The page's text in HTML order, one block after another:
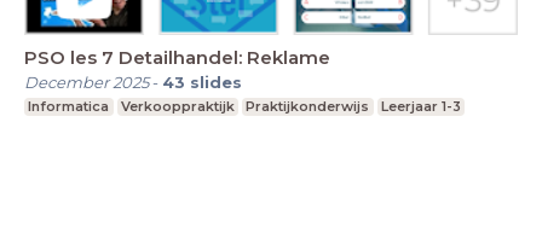
PSO les 7 Detailhandel: Reklame
December 2025- 43 slides
Informatica Verkooppraktijk Praktijkonderwijs Leerjaar 1-3